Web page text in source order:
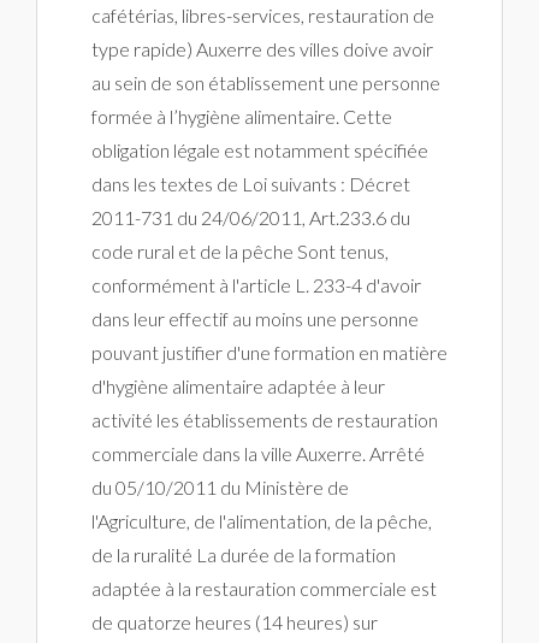
cafétérias, libres-services, restauration de
type rapide) Auxerre des villes doive avoir
au sein de son établissement une personne
formée à l’hygiène alimentaire. Cette
obligation légale est notamment spécifiée
dans les textes de Loi suivants : Décret
2011-731 du 24/06/2011, Art.233.6 du
code rural et de la pêche Sont tenus,
conformément à l'article L. 233-4 d'avoir
dans leur effectif au moins une personne
pouvant justifier d'une formation en matière
d'hygiène alimentaire adaptée à leur
activité les établissements de restauration
commerciale dans la ville Auxerre. Arrêté
du 05/10/2011 du Ministère de
l'Agriculture, de l'alimentation, de la pêche,
de la ruralité La durée de la formation
adaptée à la restauration commerciale est
de quatorze heures (14 heures) sur